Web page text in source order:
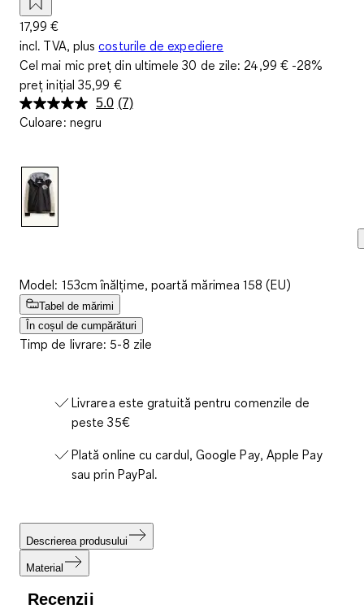
17,99 €
incl. TVA, plus costurile de expediere
Cel mai mic preț din ultimele 30 de zile: 24,99 €-28%
preț inițial35,99 €
5.0 Citiți
(7)
Culoare: negru
Model: 153cm înălțime, poartă mărimea 158 (EU)
Tabel de mărimi
În coșul de cumpărături
Timp de livrare: 5-8 zile
Livrarea este gratuită pentru comenzile de
peste 35€
Plată online cu cardul, Google Pay, Apple Pay
sau prin PayPal.
Descrierea produsului
Material
Recenzii